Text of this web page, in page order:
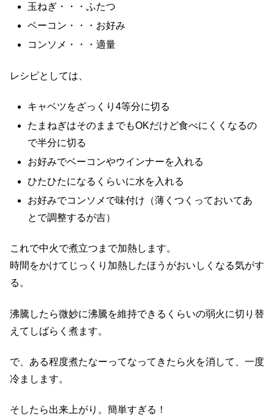
玉ねぎ・・・ふたつ
ベーコン・・・お好み
コンソメ・・・適量
レシピとしては、
キャベツをざっくり4等分に切る
たまねぎはそのままでもOKだけど食べにくくなるの
で半分に切る
お好みでベーコンやウインナーを入れる
ひたひたになるくらいに水を入れる
お好みでコンソメで味付け（薄くつくっておいてあ
とで調整するが吉）
これで中火で煮立つまで加熱します。
時間をかけてじっくり加熱したほうがおいしくなる気がす
る。
沸騰したら微妙に沸騰を維持できるくらいの弱火に切り替
えてしばらく煮ます。
で、ある程度煮たなーってなってきたら火を消して、一度
冷まします。
そしたら出来上がり。簡単すぎる！